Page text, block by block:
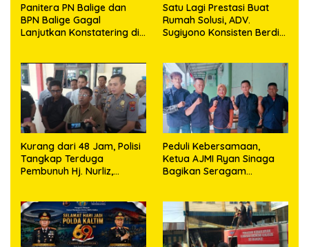
Panitera PN Balige dan
BPN Balige Gagal
Lanjutkan Konstatering di
Satu Lagi Prestasi Buat
Rumah Solusi, ADV.
Sugiyono Konsisten Berdiri
Kurang dari 48 Jam, Polisi
Tangkap Terduga
Pembunuh Hj. Nurliz,
Peduli Kebersamaan,
Ketua AJMI Ryan Sinaga
Bagikan Seragam